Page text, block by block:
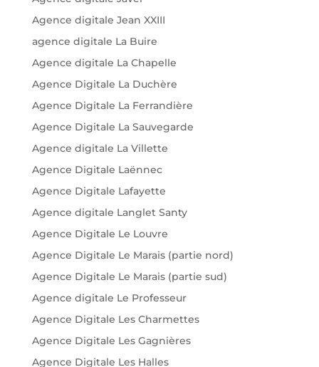
Agence digitale Jean XXIII
agence digitale La Buire
Agence digitale La Chapelle
Agence Digitale La Duchère
Agence Digitale La Ferrandière
Agence Digitale La Sauvegarde
Agence digitale La Villette
Agence Digitale Laënnec
Agence Digitale Lafayette
Agence digitale Langlet Santy
Agence Digitale Le Louvre
Agence Digitale Le Marais (partie nord)
Agence Digitale Le Marais (partie sud)
Agence digitale Le Professeur
Agence Digitale Les Charmettes
Agence Digitale Les Gagnières
Agence Digitale Les Halles